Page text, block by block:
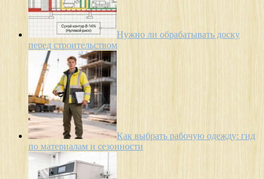
Нужно ли обрабатывать доску
перед строительством
Как выбрать рабочую одежду: гид
по материалам и сезонности